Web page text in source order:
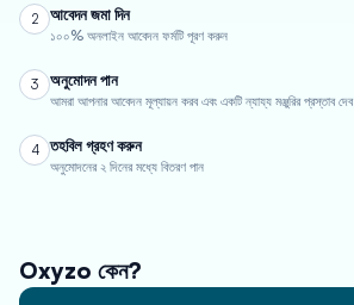
2 আবেদন জমা দিন
১০০% অনলাইন আবেদন ফর্মটি পূরণ করুন
3 অনুমোদন পান
আমরা আপনার আবেদন মূল্যায়ন করব এবং একটি ন্যায্য মঞ্জুরির প্রস্তাব দেব
4 তহবিল গ্রহণ করুন
অনুমোদনের ২ দিনের মধ্যে বিতরণ পান
Oxyzo কেন?